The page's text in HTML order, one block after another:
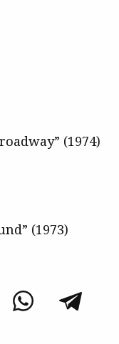
(1974)
(1973)